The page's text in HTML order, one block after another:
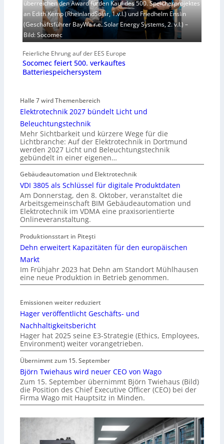
überreichen den Award fürden Kauf des 500. Speicherprojektes
an Edith Kemp (RheinlandSolar, 1.v.l.) und Friedhelm Enslin
(Geschäftsführer BayWa r.e. Solar Energy Systems, 2. v.l.) –
Bild: Socomec
Feierliche Ehrung auf der EES Europe
Socomec feiert 500. verkauftes
Batteriespeichersystem
Halle 7 wird Themenbereich
Elektrotechnik 2027 bündelt Licht und
Beleuchtungstechnik
Mehr Sichtbarkeit und kürzere Wege für die
Lichtbranche: Auf der Elektrotechnik in Dortmund
werden 2027 Licht und Beleuchtungstechnik
gebündelt in einer eigenen…
Gebäudeautomation und Elektrotechnik
VDI 3805 als Schlüssel für digitale Produktdaten
Am Donnerstag, den 8. Oktober, veranstaltet die
Arbeitsgemeinschaft BIM Gebäudeautomation und
Elektrotechnik im VDMA eine praxisorientierte
Onlineveranstaltung.
Produktionsstart in Piteşti
Dehn erweitert Kapazitäten für den europäischen
Markt
Im Frühjahr 2023 hat Dehn am Standort Mühlhausen
eine neue Produktion in Betrieb genommen.
Emissionen weiter reduziert
Hager veröffentlicht Geschäfts- und
Nachhaltigkeitsbericht
Hager hat 2025 seine E3-Strategie (Ethics, Employees,
Environment) weiter vorangetrieben.
Übernimmt zum 15. September
Björn Twiehaus wird neuer CEO von Wago
Zum 15. September übernimmt Björn Twiehaus (Bild)
die Position des Chief Executive Officer (CEO) bei der
Firma Wago mit Hauptsitz in Minden.